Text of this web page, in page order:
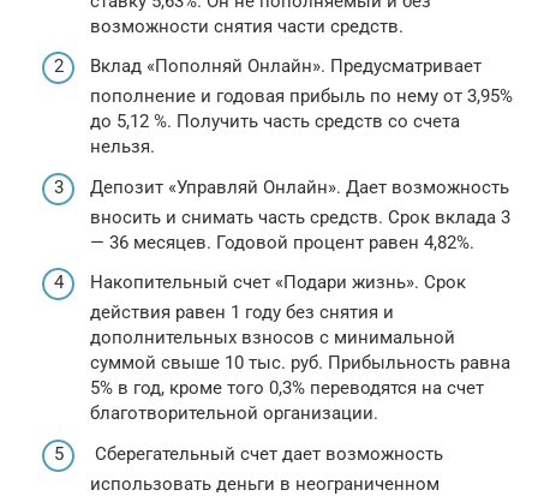
возможности снятия части средств.
Вклад «Пополняй Онлайн». Предусматривает
пополнение и годовая прибыль по нему от 3,95%
до 5,12 %. Получить часть средств со счета
нельзя.
Депозит «Управляй Онлайн». Дает возможность
вносить и снимать часть средств. Срок вклада 3
— 36 месяцев. Годовой процент равен 4,82%.
Накопительный счет «Подари жизнь». Срок
действия равен 1 году без снятия и
дополнительных взносов с минимальной
суммой свыше 10 тыс. руб. Прибыльность равна
5% в год, кроме того 0,3% переводятся на счет
благотворительной организации.
Сберегательный счет дает возможность
использовать деньги в неограниченном